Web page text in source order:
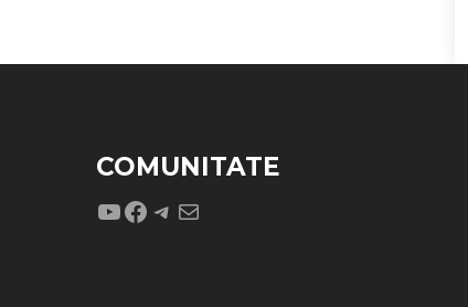
COMUNITATE
YouTube
Facebook
Telegram
Mail